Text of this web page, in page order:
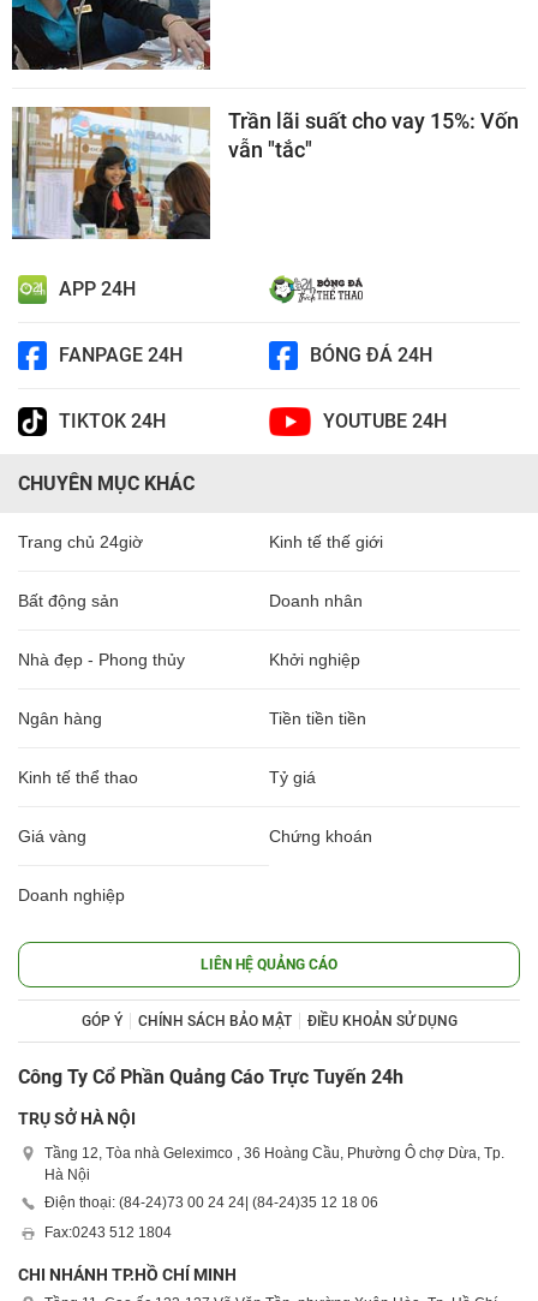
Trần lãi suất cho vay 15%: Vốn
vẫn "tắc"
APP 24H
FANPAGE 24H BÓNG ĐÁ 24H
TIKTOK 24H YOUTUBE 24H
CHUYÊN MỤC KHÁC
Trang chủ 24giờ Kinh tế thế giới
Bất động sản Doanh nhân
Nhà đẹp - Phong thủy Khởi nghiệp
Ngân hàng Tiền tiền tiền
Kinh tế thể thao Tỷ giá
Giá vàng Chứng khoán
Doanh nghiệp
LIÊN HỆ QUẢNG CÁO
GÓP Ý CHÍNH SÁCH BẢO MẬT ĐIỀU KHOẢN SỬ DỤNG
Công Ty Cổ Phần Quảng Cáo Trực Tuyến 24h
TRỤ SỞ HÀ NỘI
Tầng 12, Tòa nhà Geleximco , 36 Hoàng Cầu, Phường Ô chợ Dừa, Tp.
Hà Nội
Điện thoại: (84-24)73 00 24 24 | (84-24)35 12 18 06
Fax:0243 512 1804
CHI NHÁNH TP.HỒ CHÍ MINH